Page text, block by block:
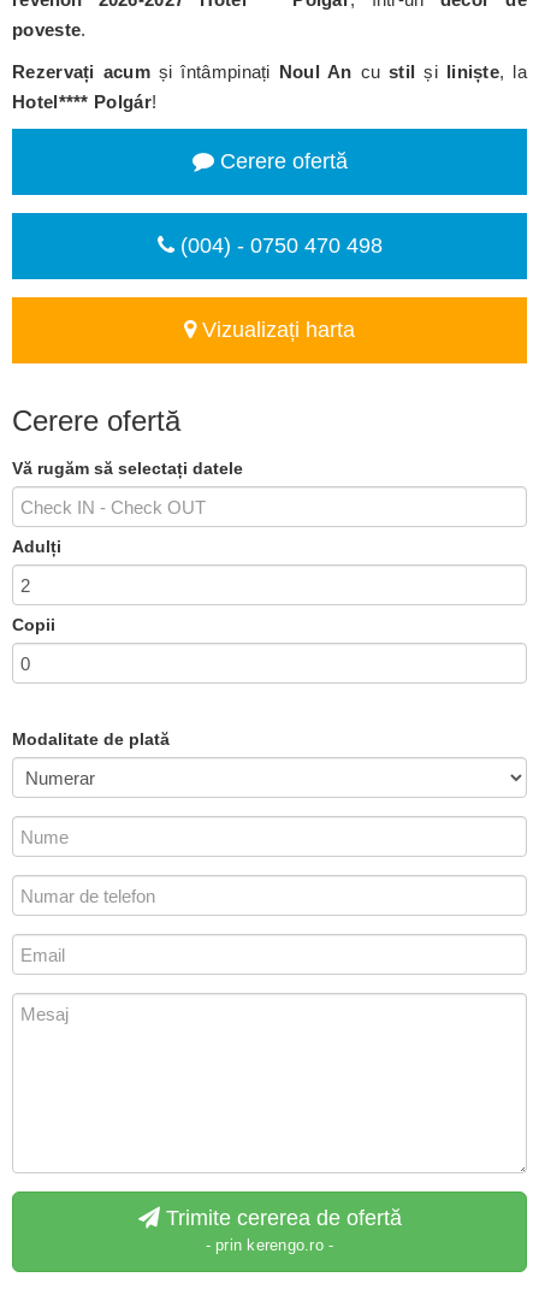
poveste.
Rezervați acumși întâmpinați Noul An custil și liniște, la
Hotel**** Polgár!
Cerere ofertă
(004) - 0750 470 498
Vizualizați harta
Cerere ofertă
Vă rugăm să selectați datele
Adulți
Copii
Modalitate de plată
Trimite cererea de ofertă
- prin kerengo.ro -